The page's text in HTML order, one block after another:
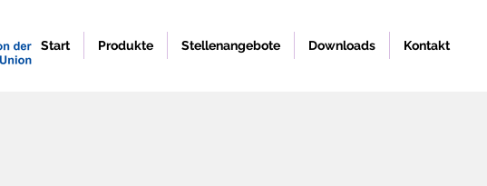
Start Produkte Stellenangebote Downloads Kontakt